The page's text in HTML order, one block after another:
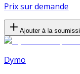
Prix sur demande
Ajouter à la
Dymo